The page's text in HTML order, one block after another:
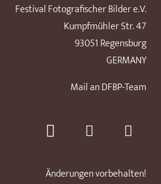
Festival Fotografischer Bilder e.V.
Kumpfmühler Str. 47
93051 Regensburg
GERMANY
Mail an DFBP-Team
Änderungen vorbehalten!